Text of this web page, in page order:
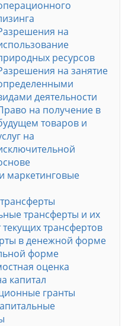
на
ресурсов
на занятие
деятельности
на получение в
товаров и
на
маркетинговые
трансферты и их
текущих трансфертов
в денежной форме
форме
оценка
капитал
гранты